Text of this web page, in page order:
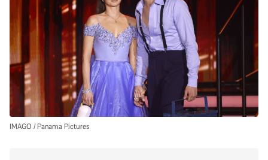
IMAGO / Panama Pictures